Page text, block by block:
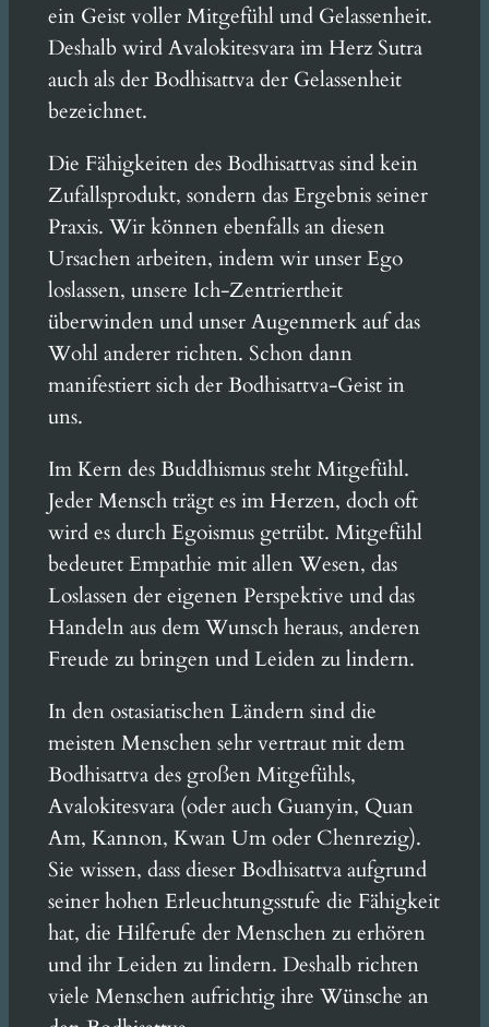
ein Geist voller Mitgefühl und Gelassenheit.
Deshalb wird Avalokitesvara im Herz Sutra
auch als der Bodhisattva der Gelassenheit
bezeichnet.
Die Fähigkeiten des Bodhisattvas sind kein
Zufallsprodukt, sondern das Ergebnis seiner
Praxis. Wir können ebenfalls an diesen
Ursachen arbeiten, indem wir unser Ego
loslassen, unsere Ich-Zentriertheit
überwinden und unser Augenmerk auf das
Wohl anderer richten. Schon dann
manifestiert sich der Bodhisattva-Geist in
uns.
Im Kern des Buddhismus steht Mitgefühl.
Jeder Mensch trägt es im Herzen, doch oft
wird es durch Egoismus getrübt. Mitgefühl
bedeutet Empathie mit allen Wesen, das
Loslassen der eigenen Perspektive und das
Handeln aus dem Wunsch heraus, anderen
Freude zu bringen und Leiden zu lindern.
In den ostasiatischen Ländern sind die
meisten Menschen sehr vertraut mit dem
Bodhisattva des großen Mitgefühls,
Avalokitesvara (oder auch Guanyin, Quan
Am, Kannon, Kwan Um oder Chenrezig).
Sie wissen, dass dieser Bodhisattva aufgrund
seiner hohen Erleuchtungsstufe die Fähigkeit
hat, die Hilferufe der Menschen zu erhören
und ihr Leiden zu lindern. Deshalb richten
viele Menschen aufrichtig ihre Wünsche an